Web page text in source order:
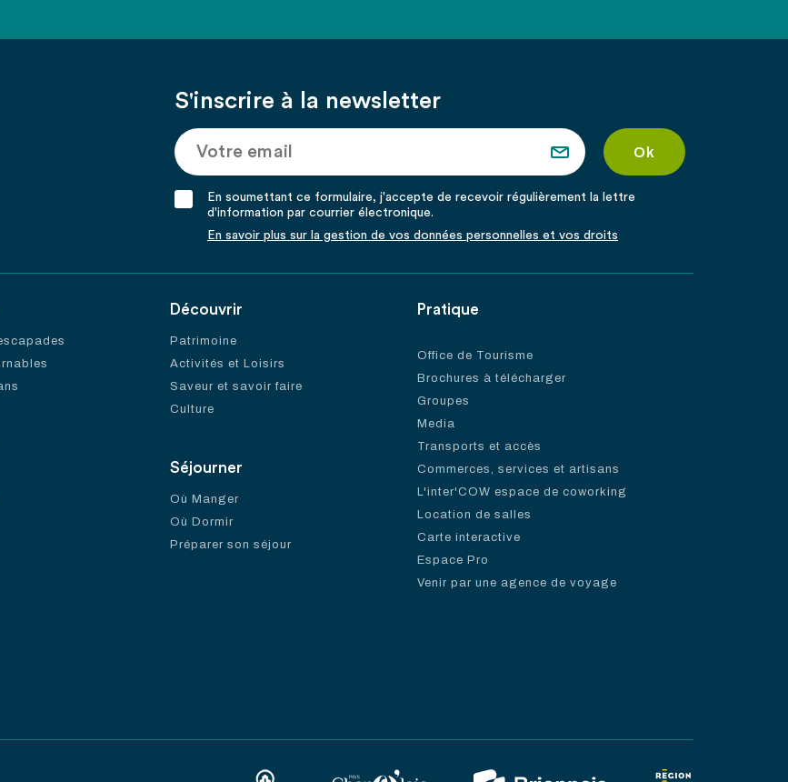
S'inscrire à la newsletter
En soumettant ce formulaire, j'accepte de recevoir régulièrement la lettre
d'information par courrier électronique.
En savoir plus sur la gestion de vos données personnelles et vos droits
Découvrir
Patrimoine
Activités et Loisirs
Saveur et savoir faire
Culture
Séjourner
Où Manger
Où Dormir
Préparer son séjour
Pratique
Office de Tourisme
Brochures à télécharger
Groupes
Media
Transports et accès
Commerces, services et artisans
L'inter'COW espace de coworking
Location de salles
Carte interactive
Espace Pro
Venir par une agence de voyage